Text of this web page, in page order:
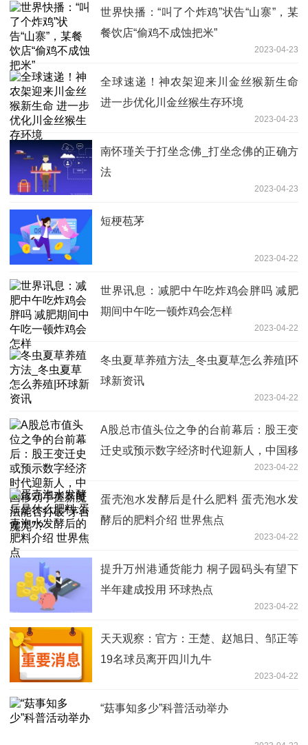
世界快播：“叫了个炸鸡”状告“山寨”，某
餐饮店“偷鸡不成蚀把米”
2023-04-23
全球速递！神农架迎来川金丝猴新生命
进一步优化川金丝猴生存环境
2023-04-23
南怀瑾关于打坐念佛_打坐念佛的正确方
法
2023-04-23
短梗苞茅
2023-04-22
世界讯息：减肥中午吃炸鸡会胖吗 减肥
期间中午吃一顿炸鸡会怎样
2023-04-22
冬虫夏草养殖方法_冬虫夏草怎么养殖|环
球新资讯
2023-04-22
A股总市值头位之争的台前幕后：股王变
迁史或预示数字经济时代迎新人，中国移
动手握新魔法能否打破“茅台魔咒”？2023-04-22
蛋壳泡水发酵后是什么肥料 蛋壳泡水发
酵后的肥料介绍 世界焦点
2023-04-22
提升万州港通货能力 桐子园码头有望下
半年建成投用 环球热点
2023-04-22
天天观察：官方：王楚、赵旭日、邹正等
19名球员离开四川九牛
2023-04-22
“菇事知多少”科普活动举办